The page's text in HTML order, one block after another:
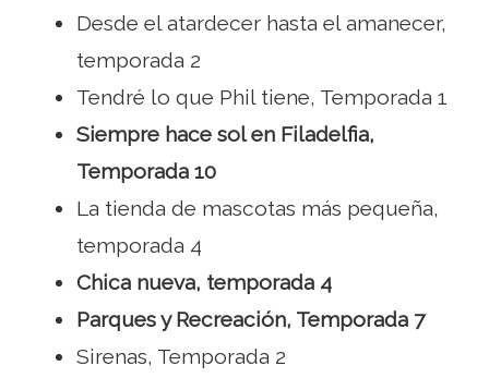
Desde el atardecer hasta el amanecer,
temporada 2
Tendré lo que Phil tiene, Temporada 1
Siempre hace sol en Filadelfia,
Temporada 10
La tienda de mascotas más pequeña,
temporada 4
Chica nueva, temporada 4
Parques y Recreación, Temporada 7
Sirenas, Temporada 2